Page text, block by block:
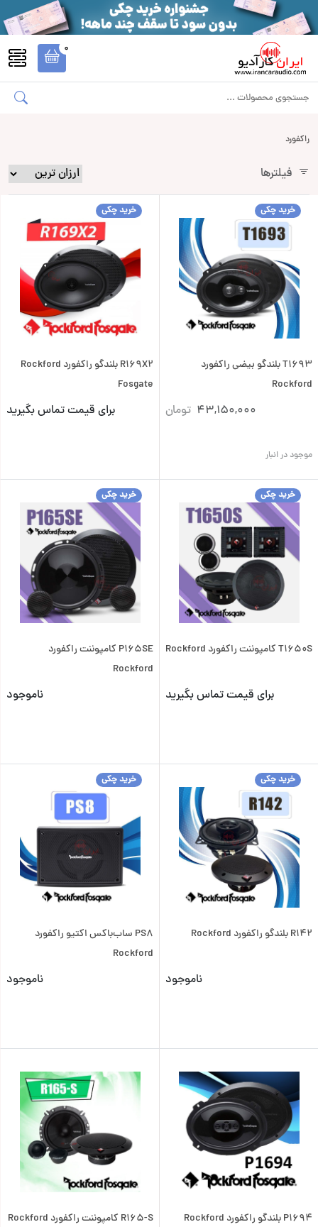
0
راکفورد
فیلترها
خرید چکی
T1693 بلندگو بیضی راکفورد
Rockford
43,150,000 تومان
موجود در انبار
خرید چکی
R169X2 بلندگو راکفورد Rockford
Fosgate
برای قیمت تماس بگیرید
خرید چکی
T1650S کامپوننت راکفورد Rockford
برای قیمت تماس بگیرید
خرید چکی
P165SE کامپوننت راکفورد
Rockford
ناموجود
خرید چکی
R142 بلندگو راکفورد Rockford
ناموجود
خرید چکی
PS8 ساب‌باکس اکتیو راکفورد
Rockford
ناموجود
P1694 بلندگو راکفورد Rockford
R165-S کامپوننت راکفورد Rockford